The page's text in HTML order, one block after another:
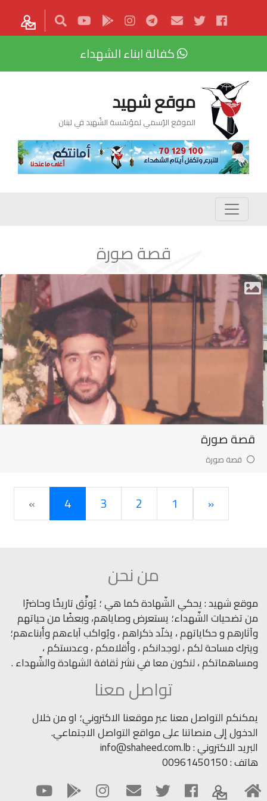
كفالة ابناء الشهداء
موقع شهيد
الموقع الرّسمي لمؤسّسة الشّهيد في لبنان
قصة صورة
قصة صورة
قصة صورة
من نحن
موقع شهيد : يحكي الشّهادة كما هي ؛ يُوثِّق تاريخًا وحاضرًا
من تضحيات الشّهداء؛ يستعرض وصاياهم، وبعضًا من حياتهم
وآثارهم و حكاياتهم ، يخلّد ذكراهم ، ويُواكب آباءهم وأبناءهم؛
ويترك مساحة لكم ، لوجدانكم ، وأقلامكم ، وعدستكم ،
ومساهماتكم ، لنكون معا في نشر ثقافة الشهادة والشّهداء .
تواصل معنا
يمكنكم التواصل معنا عبر موقعنا الاكتروني؛ او من خلال
الدخول إلى منصاتنا على مواقع التواصل الاجتماعي.
البريد الاكتروني : info@shaheed.com.lb
هاتف : 00961450150